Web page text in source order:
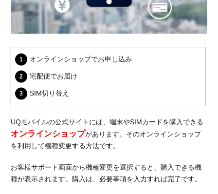
2.2.
代金
3.
機種
変更
する
なら
この
がお
すす
め！
機種
変更
オンラインショップでお申し込み
宅配便でお届け
SIM切り替え
UQモバイルの公式サイトには、端末やSIMカードを購入できる
オンラインショップがあります。そのオンラインショップ
を利用して機種変更する方法です。
お客様サポート画面から機種変更を選択すると、購入できる機
種が表示されます。購入は、必要事項を入力すれば完了です。